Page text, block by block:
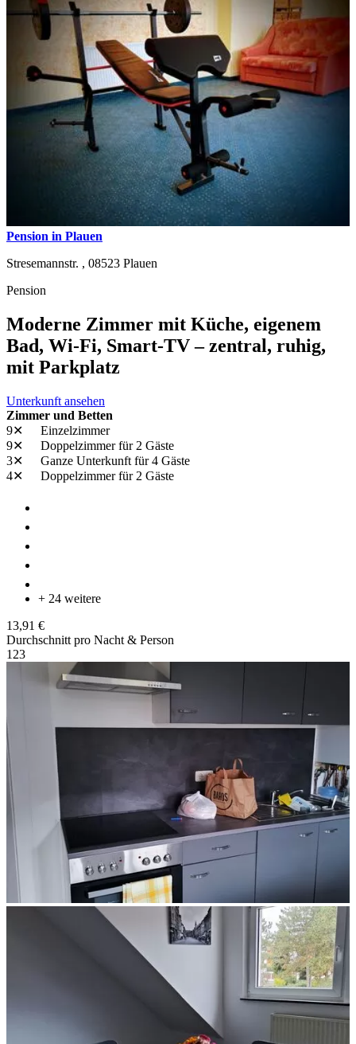
Pension in Plauen
Stresemannstr. , 08523 Plauen
Pension
Moderne Zimmer mit Küche, eigenem
Bad, Wi-Fi, Smart-TV – zentral, ruhig,
mit Parkplatz
Unterkunft ansehen
Zimmer und Betten
9✕
Einzelzimmer
9✕
Doppelzimmerfür 2 Gäste
3✕
Ganze Unterkunft für 4 Gäste
4✕
Doppelzimmerfür 2 Gäste
+ 24 weitere
13,91 €
Durchschnitt pro Nacht & Person
1 23